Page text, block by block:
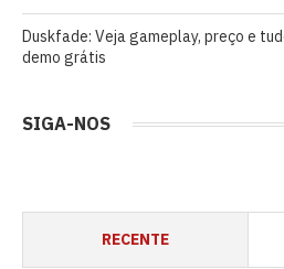
Duskfade: Veja gameplay, preço e
demo grátis
SIGA-NOS
RECENTE